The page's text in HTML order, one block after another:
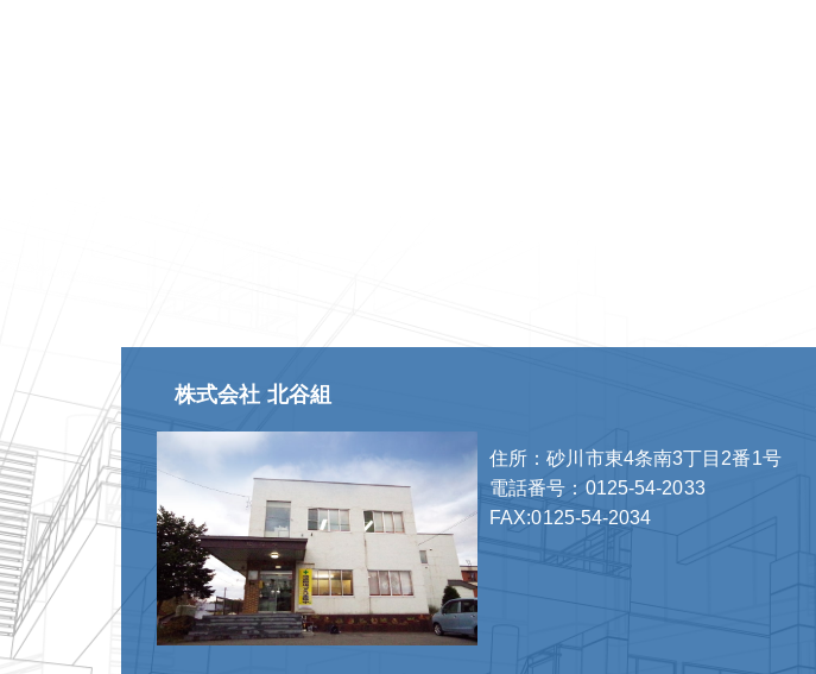
株式会社 北谷組
住所：砂川市東4条南3丁目2番1号
電話番号：0125-54-2033
FAX:0125-54-2034